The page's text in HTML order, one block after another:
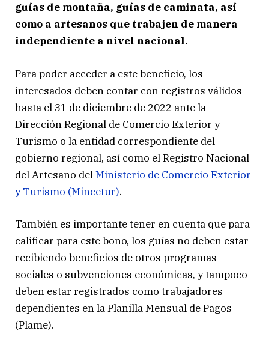
guías de montaña, guías de caminata, así
como a artesanos que trabajen de manera
independiente a nivel nacional.
Para poder acceder a este beneficio, los
interesados deben contar con registros válidos
hasta el 31 de diciembre de 2022 ante la
Dirección Regional de Comercio Exterior y
Turismo o la entidad correspondiente del
gobierno regional, así como el Registro Nacional
del Artesano delMinisterio de Comercio Exterior
y Turismo (Mincetur).
También es importante tener en cuenta que para
calificar para este bono, los guías no deben estar
recibiendo beneficios de otros programas
sociales o subvenciones económicas, y tampoco
deben estar registrados como trabajadores
dependientes en la Planilla Mensual de Pagos
(Plame).